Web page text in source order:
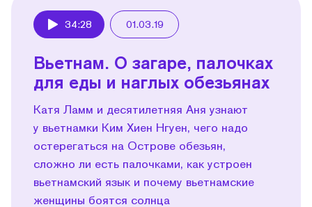
34:28 01.03.19
Вьетнам. О загаре, палочках
для еды и наглых обезьянах
Катя Ламм и десятилетняя Аня узнают
у вьетнамки Ким Хиен Нгуен, чего надо
остерегаться на Острове обезьян,
сложно ли есть палочками, как устроен
вьетнамский язык и почему вьетнамские
женщины боятся солнца